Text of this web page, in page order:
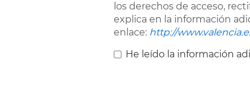
los derechos de acceso,
explica en la información
enlace: http://
He leído la información